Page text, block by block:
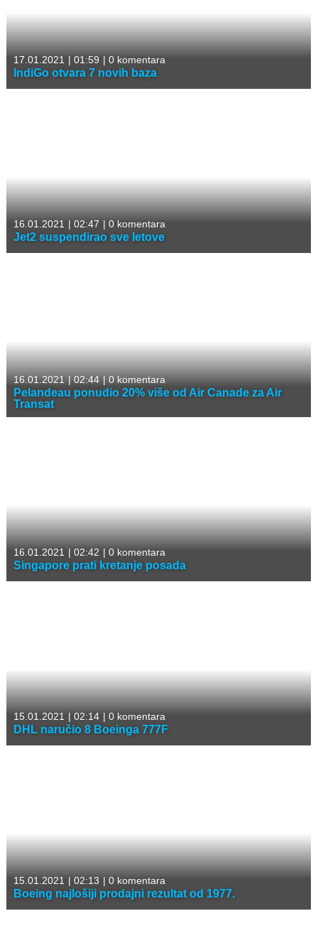
17.01.2021 | 01:59 | 0 komentara
IndiGo otvara 7 novih baza
16.01.2021 | 02:47 | 0 komentara
Jet2 suspendirao sve letove
16.01.2021 |02:44 |0 komentara
Pelandeau ponudio 20% više od Air Canade za Air
Transat
16.01.2021 | 02:42 | 0 komentara
Singapore prati kretanje posada
15.01.2021 | 02:14 | 0 komentara
DHL naručio 8 Boeinga 777F
15.01.2021 | 02:13 | 0 komentara
Boeing najlošiji prodajni rezultat od 1977.